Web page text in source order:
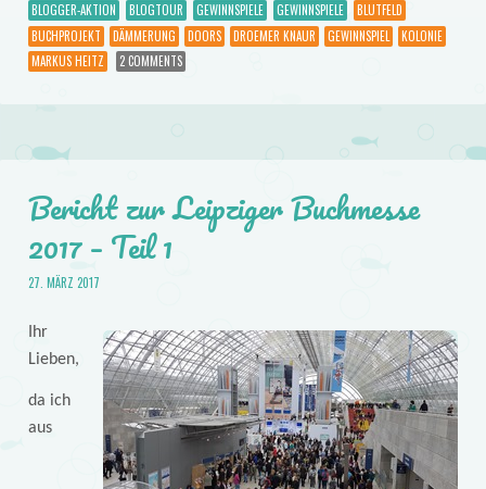
BLOGGER-AKTION BLOGTOUR GEWINNSPIELE GEWINNSPIELE
BLUTFELD
BUCHPROJEKT
DÄMMERUNG DOORS DROEMER KNAUR GEWINNSPIEL
KOLONIE
MARKUS HEITZ
2 COMMENTS
Bericht zur Leipziger Buchmesse
2017 – Teil 1
27. MÄRZ 2017
Ihr
Lieben,
da ich
aus